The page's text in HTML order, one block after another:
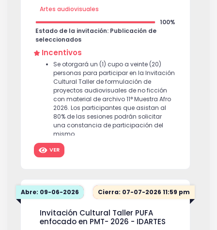
Artes audiovisuales
100%
Estado de la invitación: Publicación de
seleccionados
Incentivos
Se otorgará un (1) cupo a veinte (20)
personas para participar en la Invitación
Cultural Taller de formulación de
proyectos audiovisuales de no ficción
con material de archivo 11° Muestra Afro
2026. Los participantes que asistan al
80% de las sesiones podrán solicitar
una constancia de participación del
mismo.
VER
Abre: 09-06-2026 Cierra: 07-07-2026 11:59 pm
Invitación Cultural Taller PUFA
enfocado en PMT- 2026 - IDARTES